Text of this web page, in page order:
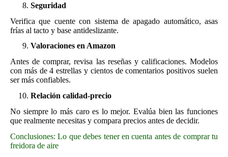
Seguridad
Verifica que cuente con sistema de apagado automático, asas
frías al tacto y base antideslizante.
Valoraciones en Amazon
Antes de comprar, revisa las reseñas y calificaciones. Modelos
con más de 4 estrellas y cientos de comentarios positivos suelen
ser más confiables.
Relación calidad-precio
No siempre lo más caro es lo mejor. Evalúa bien las funciones
que realmente necesitas y compara precios antes de decidir.
Conclusiones: Lo que debes tener en cuenta antes de comprar tu
freidora de aire